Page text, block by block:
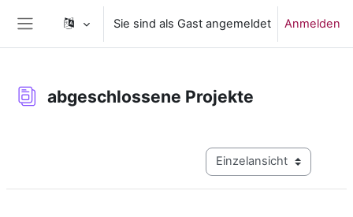
Website-Übersicht
Sie sind als Gast angemeldet Anmelden
abgeschlossene Projekte
Modus Tertiärnavigation